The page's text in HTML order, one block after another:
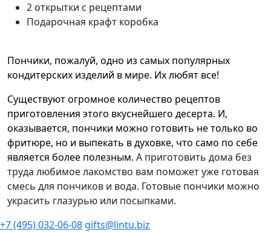
2 открытки с рецептами
Подарочная крафт коробка
Пончики, пожалуй, одно из самых популярных
кондитерских изделий в мире. Их любят все!
Существуют огромное количество рецептов
приготовления этого вкуснейшего десерта. И,
оказывается, пончики можно готовить не только во
фритюре, но и выпекать в духовке, что само по себе
является более полезным. А приготовить дома без
труда любимое лакомство вам поможет уже готовая
смесь для пончиков и вода. Готовые пончики можно
украсить глазурью или посыпками.
+7 (495) 032-06-08 gifts@lintu.biz